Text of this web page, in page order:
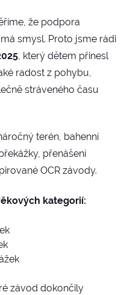
že podpora
smysl. Proto jsme rádi
, který dětem přinesl
radost z pohybu,
stráveného času
terén, bahenní
přenášení
OCR závody.
kategorií:
závod dokončily